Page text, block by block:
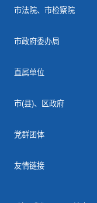
市法院、市检察院
市政府委办局
直属单位
市(县)、区政府
党群团体
友情链接